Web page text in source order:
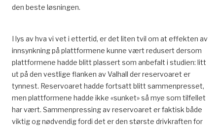
den beste løsningen.
I lys av hva vi vet i ettertid, er det liten tvil om at effekten av
innsynkning på plattformene kunne vært redusert dersom
plattformene hadde blitt plassert som anbefalt i studien: litt
ut på den vestlige flanken av Valhall der reservoaret er
tynnest. Reservoaret hadde fortsatt blitt sammenpresset,
men plattformene hadde ikke «sunket» så mye som tilfellet
har vært. Sammenpressing av reservoaret er faktisk både
viktig og nødvendig fordi det er den største drivkraften for